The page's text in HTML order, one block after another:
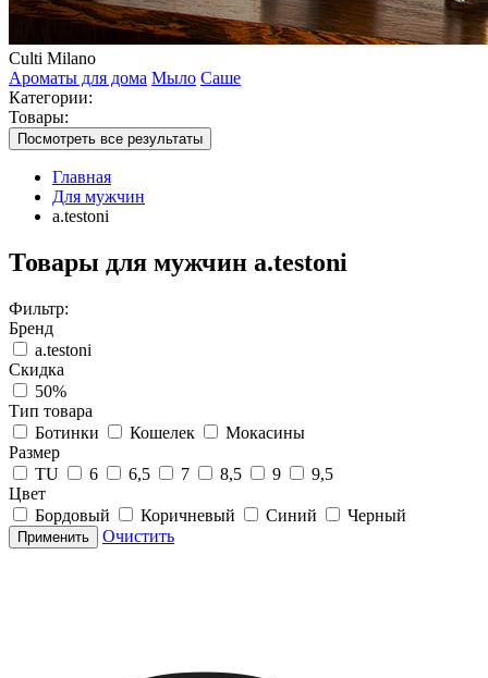
Culti Milano
Ароматы для дома Мыло Саше
Категории:
Товары:
Посмотреть все результаты
Главная
Для мужчин
a.testoni
Товары для мужчин a.testoni
Фильтр:
Бренд
a.testoni
Скидка
50%
Тип товара
Ботинки
Кошелек
Мокасины
Размер
TU
6 6,5 7 8,5 9
9,5
Цвет
Бордовый
Коричневый Синий Черный
Применить Очистить